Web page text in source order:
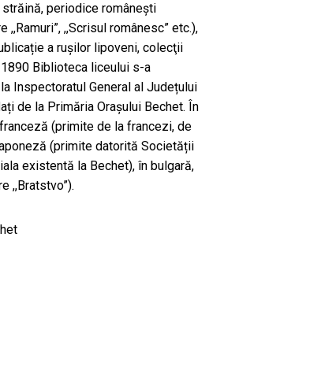
periodice româneşti
,,Scrisul românesc” etc.),
a rușilor lipoveni, colecţii
Biblioteca liceului s-a
Inspectoratul General al Județului
de la Primăria Orașului Bechet. În
(primite de la francezi, de
(primite datorită Societății
existentă la Bechet), în bulgară,
,,Bratstvo”).